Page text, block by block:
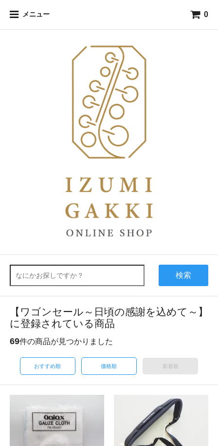
メニュー 0
検索
【ワゴンセール～日頃の感謝を込めて～】
に登録されている商品
69件の商品が見つかりました
おすすめ順 価格順 新着順